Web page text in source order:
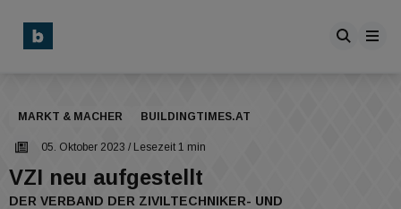
MARKT & MACHER BUILDINGTIMES.AT
05. Oktober 2023 / Lesezeit 1 min
VZI neu aufgestellt
DER VERBAND DER ZIVILTECHNIKER- UND